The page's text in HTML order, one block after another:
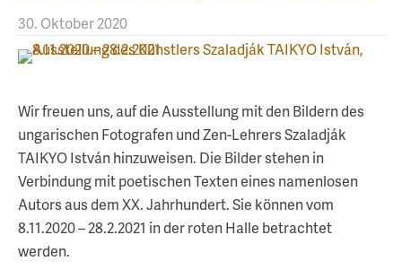
30. Oktober 2020
Wir freuen uns, auf die Ausstellung mit den Bildern des
ungarischen Fotografen und Zen-Lehrers Szaladják
TAIKYO István hinzuweisen. Die Bilder stehen in
Verbindung mit poetischen Texten eines namenlosen
Autors aus dem XX. Jahrhundert. Sie können vom
8.11.2020 – 28.2.2021 in der roten Halle betrachtet
werden.